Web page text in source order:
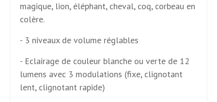
magique, lion, éléphant, cheval, coq, corbeau en
colère.
- 3 niveaux de volume réglables
- Eclairage de couleur blanche ou verte de 12
lumens avec 3 modulations (fixe, clignotant
lent, clignotant rapide)